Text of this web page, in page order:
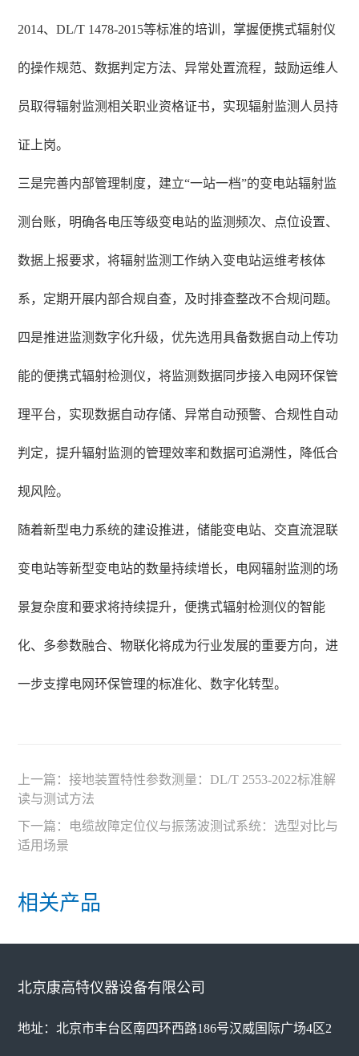
2014、DL/T 1478-2015等标准的培训，掌握便携式辐射仪
的操作规范、数据判定方法、异常处置流程，鼓励运维人
员取得辐射监测相关职业资格证书，实现辐射监测人员持
证上岗。
三是完善内部管理制度，建立“一站一档”的变电站辐射监
测台账，明确各电压等级变电站的监测频次、点位设置、
数据上报要求，将辐射监测工作纳入变电站运维考核体
系，定期开展内部合规自查，及时排查整改不合规问题。
四是推进监测数字化升级，优先选用具备数据自动上传功
能的便携式辐射检测仪，将监测数据同步接入电网环保管
理平台，实现数据自动存储、异常自动预警、合规性自动
判定，提升辐射监测的管理效率和数据可追溯性，降低合
规风险。
随着新型电力系统的建设推进，储能变电站、交直流混联
变电站等新型变电站的数量持续增长，电网辐射监测的场
景复杂度和要求将持续提升，便携式辐射检测仪的智能
化、多参数融合、物联化将成为行业发展的重要方向，进
一步支撑电网环保管理的标准化、数字化转型。
上一篇：接地装置特性参数测量：DL/T 2553-2022标准解
读与测试方法
下一篇： 电缆故障定位仪与振荡波测试系统：选型对比与
适用场景
相关产品
北京康高特仪器设备有限公司
地址：北京市丰台区南四环西路186号汉威国际广场4区2